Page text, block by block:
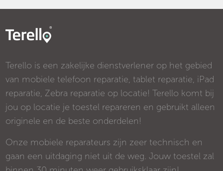
Terello is een zakelijke dienstverlener op het gebied
van mobiele telefoon reparatie, tablet reparatie, iPad
reparatie, Zebra reparatie op locatie! Terello komt bij
jou op locatie je toestel repareren en gebruikt alleen
originele en de beste onderdelen!
Onze mobiele reparateurs zijn zeer technisch en
gaan een uitdaging niet uit de weg. Jouw toestel zal